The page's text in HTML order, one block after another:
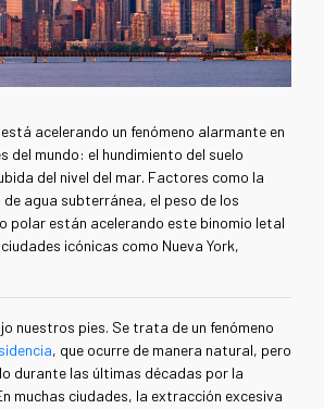
acelerando un fenómeno alarmante en
del mundo: el hundimiento del suelo
del nivel del mar. Factores como la
agua subterránea, el peso de los
polar están acelerando este binomio letal
icónicas como Nueva York,
nuestros pies. Se trata de un fenómeno
, que ocurre de manera natural, pero
durante las últimas décadas por la
muchas ciudades, la extracción excesiva